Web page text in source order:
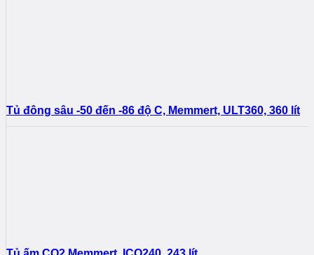
Tủ đông sâu -50 đến -86 độ C, Memmert, ULT360, 360 lít